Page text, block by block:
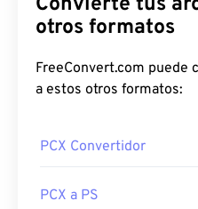
otros formatos
FreeConvert.com puede
a estos otros formatos:
PCX Convertidor
PCX a PS